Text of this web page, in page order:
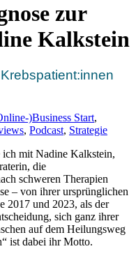
zur
Kalkstein
)Business Start,
, Podcast, Strategie
ich mit Nadine Kalkstein,
die
schweren Therapien
– von ihrer ursprünglichen
2017 und 2023, als der
sich ganz ihrer
auf dem Heilungsweg
ist dabei ihr Motto.